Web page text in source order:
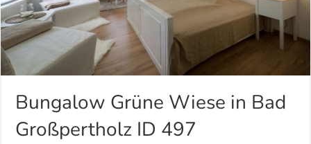
Bungalow Grüne Wiese in Bad
Großpertholz ID 497